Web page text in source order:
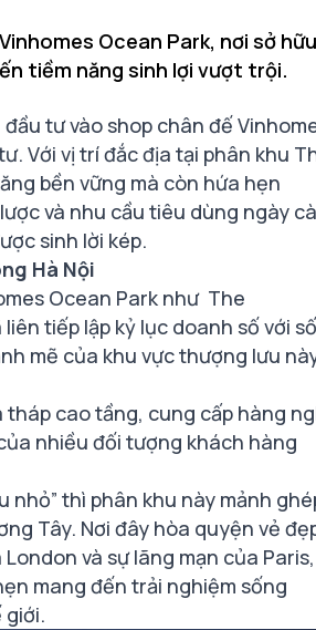
Ocean Park, nơi sở
tiềm năng sinh lợi vượt trội.
tư vào shop chân đế
Với vị trí đắc địa tại phân khu
bền vững mà còn hứa hẹn
và nhu cầu tiêu dùng ngày
sinh lời kép.
Hà Nội
Ocean Park như The
tiếp lập kỷ lục doanh số với số
mẽ của khu vực thượng lưu
cao tầng, cung cấp hàng
nhiều đối tượng khách hàng
nhỏ” thì phân khu này mảnh
Tây. Nơi đây hòa quyện vẻ
và sự lãng mạn của Paris,
mang đến trải nghiệm sống
giới.